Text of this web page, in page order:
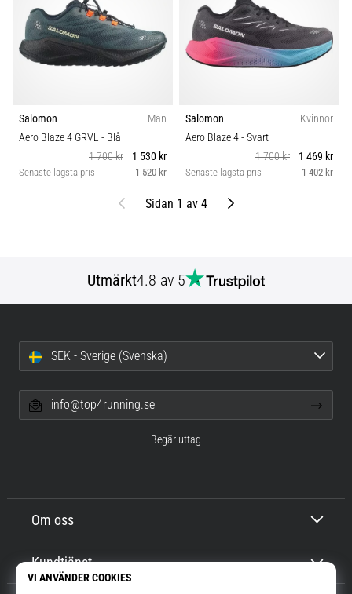
Salomon
Män
Aero Blaze 4 GRVL - Blå
1 700 kr
1 530 kr
Senaste lägsta pris 1 520 kr
Salomon
Kvinnor
Aero Blaze 4- Svart
1 700 kr
1 469 kr
Senaste lägsta pris 1 402 kr
Föregående
Sidan 1 av 4 Nästa
Utmärkt4.8 av 5
Om oss
Kundtjänst
SEK - Sverige (Svenska)
info@top4running.se
Begär uttag